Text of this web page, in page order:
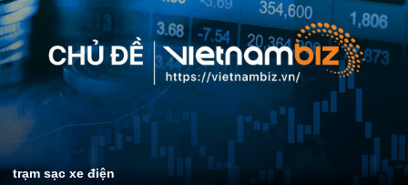
trạm sạc xe điện